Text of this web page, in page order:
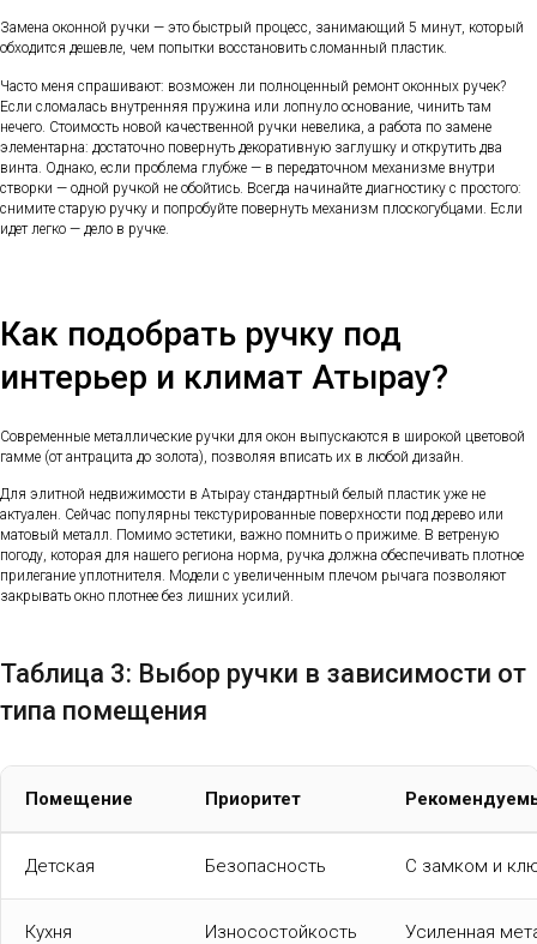
Замена оконной ручки — это быстрый процесс, занимающий 5 минут, который
обходится дешевле, чем попытки восстановить сломанный пластик.
Часто меня спрашивают: возможен ли полноценный ремонт оконных ручек?
Если сломалась внутренняя пружина или лопнуло основание, чинить там
нечего. Стоимость новой качественной ручки невелика, а работа по замене
элементарна: достаточно повернуть декоративную заглушку и открутить два
винта. Однако, если проблема глубже — в передаточном механизме внутри
створки — одной ручкой не обойтись. Всегда начинайте диагностику с простого:
снимите старую ручку и попробуйте повернуть механизм плоскогубцами. Если
идет легко — дело в ручке.
Как подобрать ручку под
интерьер и климат Атырау?
Современные металлические ручки для окон выпускаются в широкой цветовой
гамме (от антрацита до золота), позволяя вписать их в любой дизайн.
Для элитной недвижимости в Атырау стандартный белый пластик уже не
актуален. Сейчас популярны текстурированные поверхности под дерево или
матовый металл. Помимо эстетики, важно помнить о прижиме. В ветреную
погоду, которая для нашего региона норма, ручка должна обеспечивать плотное
прилегание уплотнителя. Модели с увеличенным плечом рычага позволяют
закрывать окно плотнее без лишних усилий.
Таблица 3: Выбор ручки в зависимости от
типа помещения
Помещение Приоритет
Детская Безопасность С замком и
Кухня Износостойкость Усиленная